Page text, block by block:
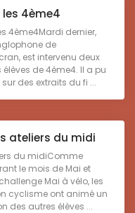
4ème4
4ème4Mardi dernier,
de
est intervenu deux
de 4ème4. Il a pu
des extraits du fi ...
ateliers du midi
du midiComme
le mois de Mai et
Mai à vélo, les
cyclisme ont animé un
des autres élèves ...